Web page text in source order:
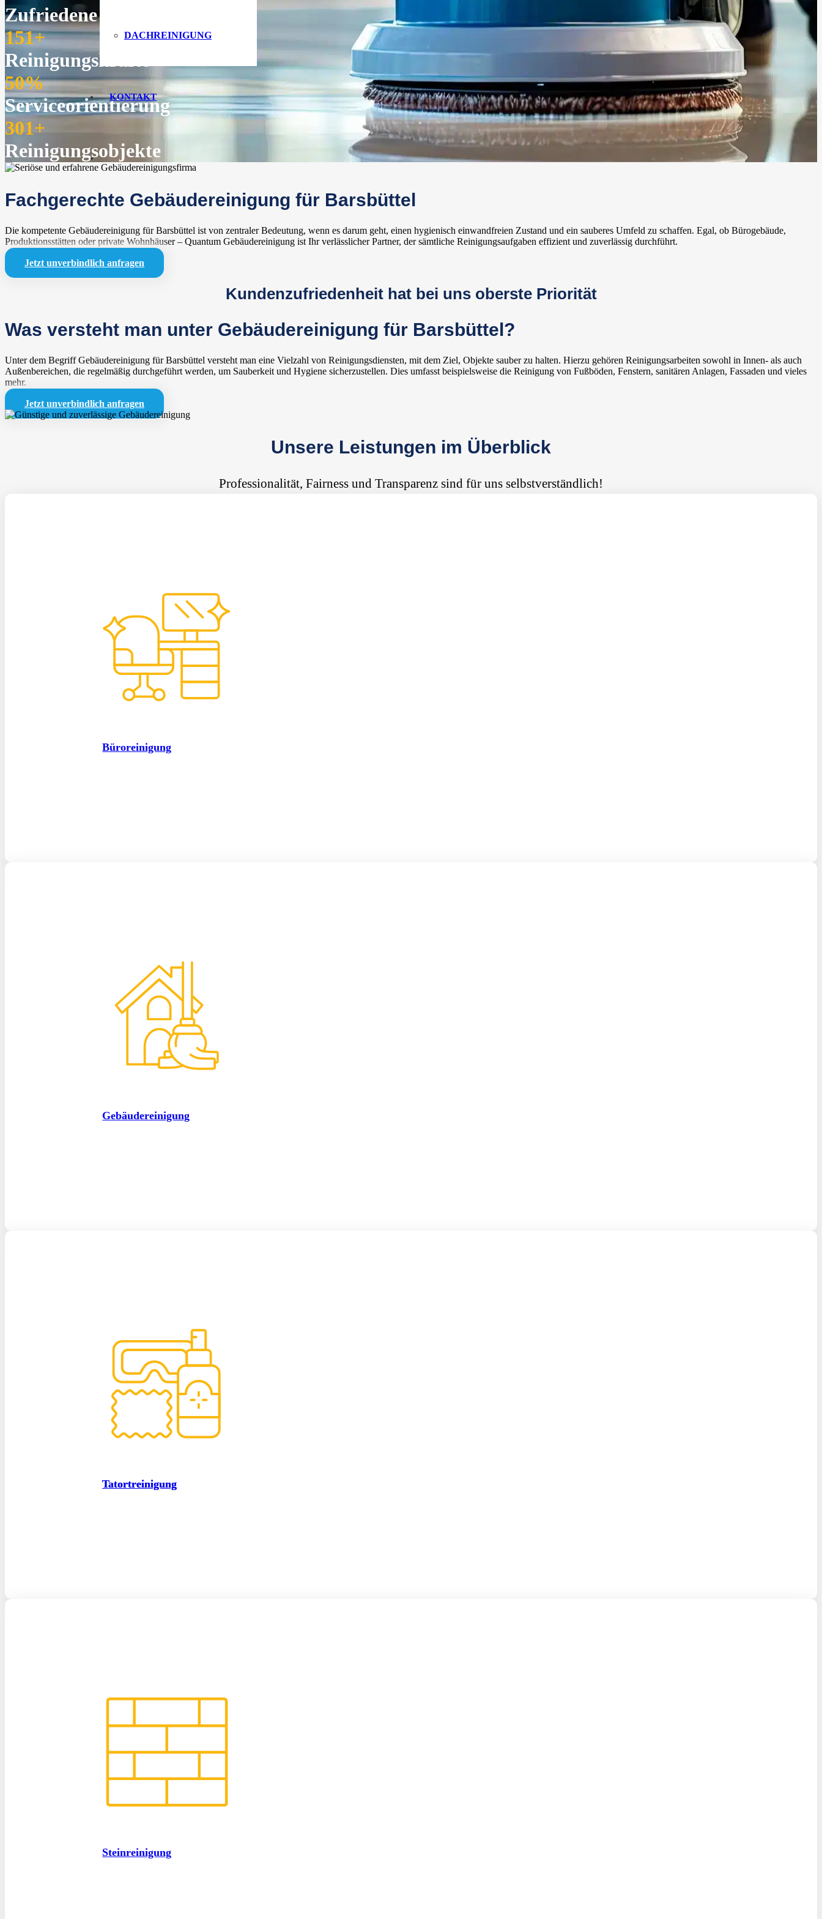
DACHREINIGUNG
KONTAKT
Zufriedene Kunden
151+
Reinigungskräfte
50%
Serviceorientierung
301+
Reinigungsobjekte
Fachgerechte Gebäudereinigung für Barsbüttel
Die kompetente Gebäudereinigung für Barsbüttel ist von zentraler Bedeutung, wenn es darum geht, einen hygienisch einwandfreien Zustand und ein sauberes Umfeld zu schaffen. Egal, ob Bürogebäude,
Produktionsstätten oder private Wohnhäuser – Quantum Gebäudereinigung ist Ihr verlässlicher Partner, der sämtliche Reinigungsaufgaben effizient und zuverlässig durchführt.
Jetzt unverbindlich anfragen
Kundenzufriedenheit hat bei uns oberste Priorität
Was versteht man unter Gebäudereinigung für Barsbüttel?
Unter dem Begriff Gebäudereinigung für Barsbüttel versteht man eine Vielzahl von Reinigungsdiensten, mit dem Ziel, Objekte sauber zu halten. Hierzu gehören Reinigungsarbeiten sowohl in Innen- als auch
Außenbereichen, die regelmäßig durchgeführt werden, um Sauberkeit und Hygiene sicherzustellen. Dies umfasst beispielsweise die Reinigung von Fußböden, Fenstern, sanitären Anlagen, Fassaden und vieles
mehr.
Jetzt unverbindlich anfragen
Unsere Leistungen im Überblick
Professionalität, Fairness und Transparenz sind für uns selbstverständlich!
Büroreinigung
Gebäudereinigung
Tatortreinigung
Steinreinigung